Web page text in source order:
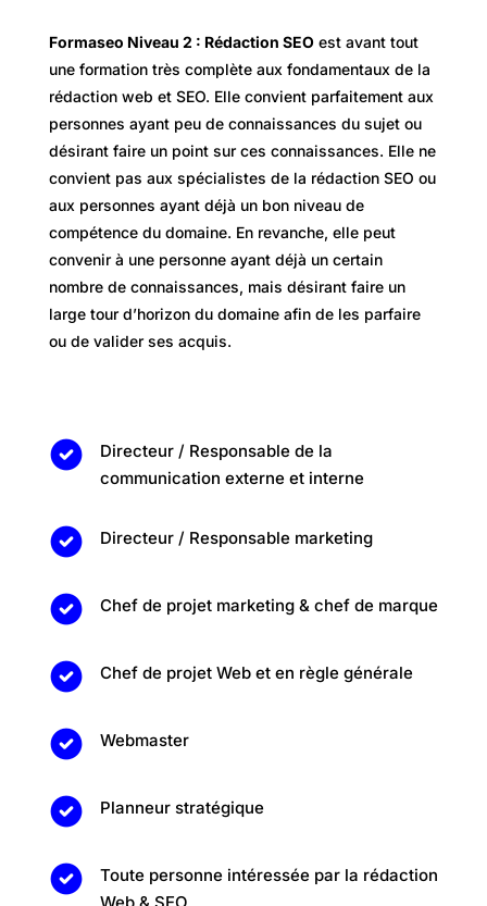
Formaseo Niveau 2 : Rédaction SEOest avant tout
une formation très complète aux fondamentaux de la
rédaction web et SEO. Elle convient parfaitement aux
personnes ayant peu de connaissances du sujet ou
désirant faire un point sur ces connaissances. Elle ne
convient pas aux spécialistes de la rédaction SEO ou
aux personnes ayant déjà un bon niveau de
compétence du domaine. En revanche, elle peut
convenir à une personne ayant déjà un certain
nombre de connaissances, mais désirant faire un
large tour d’horizon du domaine afin de les parfaire
ou de valider ses acquis.
Directeur / Responsable de la
communication externe et interne
Directeur / Responsable marketing
Chef de projet marketing & chef de marque
Chef de projet Web et en règle générale
Webmaster
Planneur stratégique
Toute personne intéressée par la rédaction